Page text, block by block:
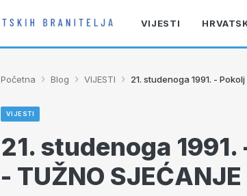
VIJESTI
Početna › Blog › VIJESTI › 21. studenoga 1991. -
VIJESTI
21. studenoga
- TUŽNO SJEĆANJE